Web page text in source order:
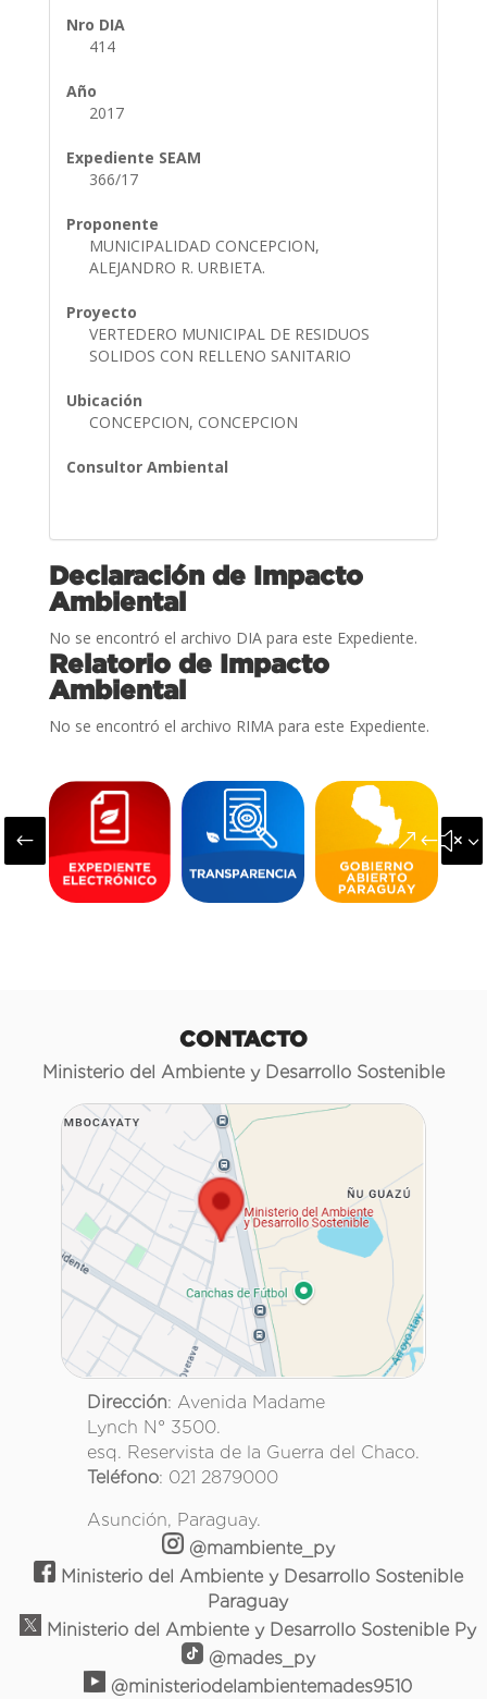
Nro DIA
414
Año
2017
Expediente SEAM
366/17
Proponente
MUNICIPALIDAD CONCEPCION,
ALEJANDRO R. URBIETA.
Proyecto
VERTEDERO MUNICIPAL DE RESIDUOS
SOLIDOS CON RELLENO SANITARIO
Ubicación
CONCEPCION, CONCEPCION
Consultor Ambiental
Declaración de Impacto
Ambiental
No se encontró el archivo DIA para este Expediente.
Relatorio de Impacto
Ambiental
No se encontró el archivo RIMA para este Expediente.
#
CONTACTO
Ministerio del Ambiente y Desarrollo Sostenible
Dirección: Avenida Madame
Lynch N° 3500.
esq. Reservista de la Guerra del Chaco.
Teléfono: 021 2879000
Asunción, Paraguay.
@mambiente_py
Ministerio del Ambiente y Desarrollo Sostenible
Paraguay
Ministerio del Ambiente y Desarrollo Sostenible Py
@mades_py
@ministeriodelambientemades9510